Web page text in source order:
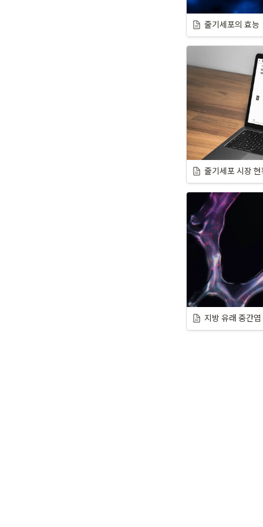
줄기세포의 효능
줄기세포 시장
지방 유래 중간